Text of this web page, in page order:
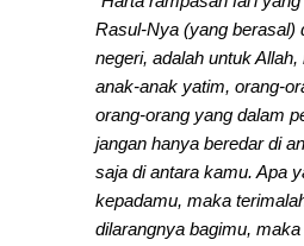
Rasul-Nya (yang berasal)
negeri, adalah untuk
anak-anak yatim, orang-
orang-orang yang dalam
jangan hanya beredar di
saja di antara kamu. Apa
kepadamu, maka
dilarangnya bagimu,